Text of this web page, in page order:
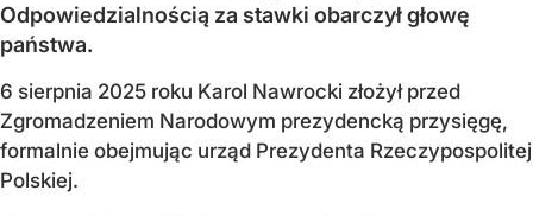
Odpowiedzialnością za stawki obarczył głowę
państwa.
6 sierpnia 2025 roku Karol Nawrocki złożył przed
Zgromadzeniem Narodowym prezydencką przysięgę,
formalnie obejmując urząd Prezydenta Rzeczypospolitej
Polskiej.